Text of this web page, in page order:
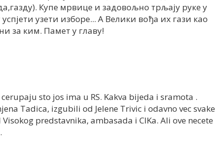
Купе мрвице и задовољно трљају руке у
узети изборе... А Велики вођа их гази као
за ким. Памет у главу!
sto jos ima u RS. Kakva bijeda i sramota .
Tadica, izgubili od Jelene Trivic i odavno vec svake
predstavnika, ambasada i CIKa. Ali ove necete